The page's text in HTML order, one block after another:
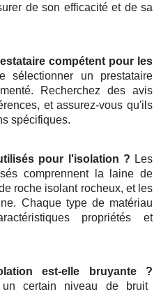
de son efficacité et de sa
compétent pour les
sélectionner un prestataire
Recherchez des avis
et assurez-vous qu'ils
spécifiques.
pour l'isolation ? Les
comprennent la laine de
roche isolant rocheux, et les
Chaque type de matériau
propriétés et
est-elle bruyante ?
un certain niveau de bruit